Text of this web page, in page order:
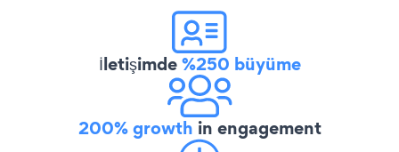
İletişimde%250 büyüme
200% growth in engagement